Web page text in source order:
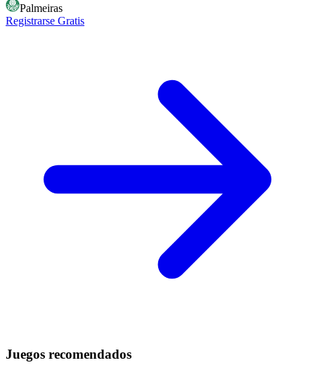
Palmeiras
Registrarse Gratis
Juegos recomendados